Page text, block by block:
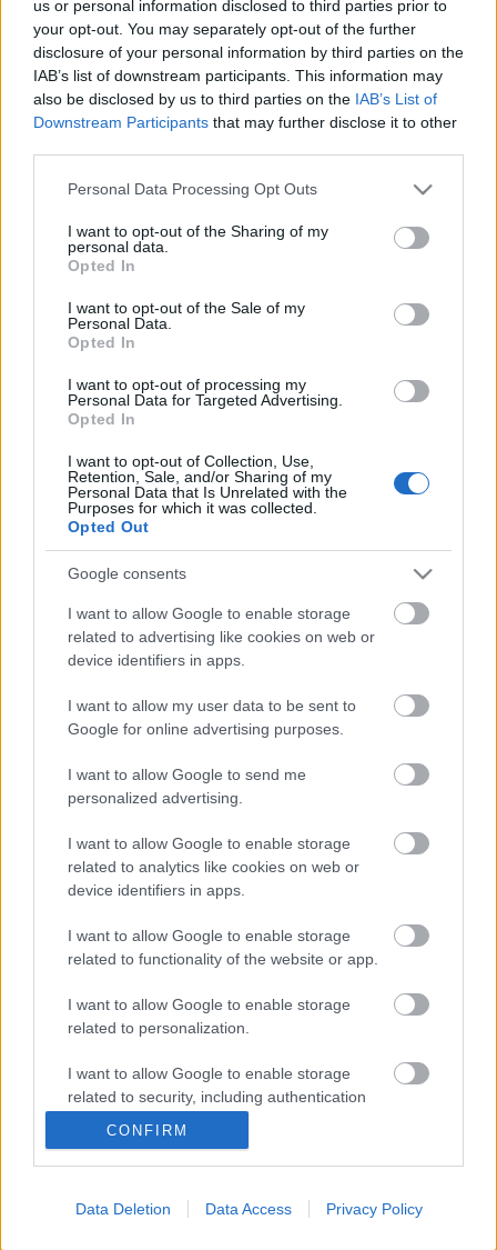
us or personal information disclosed to third parties prior to
your opt-out. You may separately opt-out of the further
disclosure of your personal information by third parties on the
IAB’s list of downstream participants. This information may
also be disclosed by us to third parties on the IAB’s List of
Downstream Participants that may further disclose it to other
Please note that this website/app uses one or more Google
not limited to your visit or usage behaviour. You may click to
grant or deny consent to Google and its third-party tags to
use your data for below specified purposes in below Google
consent section.
Personal Data Processing Opt Outs
I want to opt-out of the Sharing of my
personal data.
Opted In
I want to opt-out of the Sale of my
Personal Data.
Opted In
I want to opt-out of processing my
Personal Data for Targeted Advertising.
Opted In
I want to opt-out of Collection, Use,
Retention, Sale, and/or Sharing of my
Personal Data that Is Unrelated with the
Purposes for which it was collected.
Opted Out
Google consents
I want to allow Google to enable storage
related to advertising like cookies on web or
device identifiers in apps.
I want to allow my user data to be sent to
Google for online advertising purposes.
I want to allow Google to send me
personalized advertising.
I want to allow Google to enable storage
related to analytics like cookies on web or
device identifiers in apps.
I want to allow Google to enable storage
related to functionality of the website or app.
I want to allow Google to enable storage
related to personalization.
I want to allow Google to enable storage
related to security, including authentication
CONFIRM
Data Deletion Data Access Privacy Policy
Megérkezett az eső a Duna vízgyűjtőjére
Aktuális
Paks II.: Mit jelent az 5. blokk új
árnyékában?
másodfokúra csökken a riasztás
HIRDETÉS
Paks II.: Mit jelent az 5. blokk új
mérföldköve a felülvizsgálat
árnyékában?
Fontos a postaládákba költöző
széncinegék védelme
Látlelet a hazai víziközművekről?
Egyetlen, fél évszázados vezetéken
múlt Bicske vízellátása
KIEMELT
Megérkezett az eső a Duna